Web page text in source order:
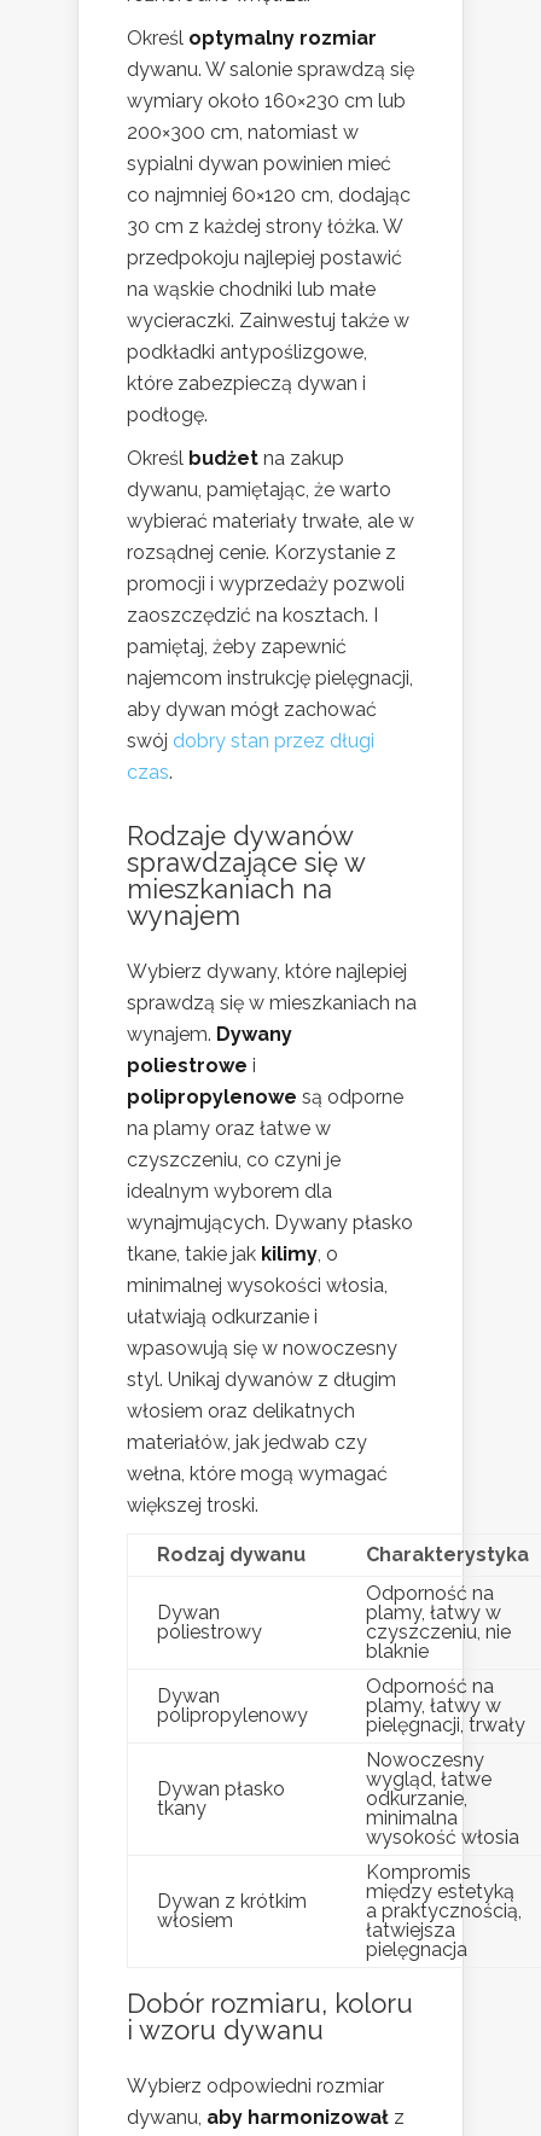
Określ optymalny rozmiar
dywanu. W salonie sprawdzą się
wymiary około 160×230 cm lub
200×300 cm, natomiast w
sypialni dywan powinien mieć
co najmniej 60×120 cm, dodając
30 cm z każdej strony łóżka. W
przedpokoju najlepiej postawić
na wąskie chodniki lub małe
wycieraczki. Zainwestuj także w
podkładki antypoślizgowe,
które zabezpieczą dywan i
podłogę.
Określ budżet na zakup
dywanu, pamiętając, że warto
wybierać materiały trwałe, ale w
rozsądnej cenie. Korzystanie z
promocji i wyprzedaży pozwoli
zaoszczędzić na kosztach. I
pamiętaj, żeby zapewnić
najemcom instrukcję pielęgnacji,
aby dywan mógł zachować
swój dobry stan przez długi
czas.
Rodzaje dywanów
sprawdzające się w
mieszkaniach na
wynajem
Wybierz dywany, które najlepiej
sprawdzą się w mieszkaniach na
wynajem. Dywany
poliestrowe i
polipropylenowe są odporne
na plamy oraz łatwe w
czyszczeniu, co czyni je
idealnym wyborem dla
wynajmujących. Dywany płasko
tkane, takie jak kilimy, o
minimalnej wysokości włosia,
ułatwiają odkurzanie i
wpasowują się w nowoczesny
styl. Unikaj dywanów z długim
włosiem oraz delikatnych
materiałów, jak jedwab czy
wełna, które mogą wymagać
większej troski.
Rodzaj dywanu Charakterystyka
Dywan
poliestrowy
Odporność na
plamy, łatwy w
czyszczeniu, nie
blaknie
Dywan
polipropylenowy
Odporność na
plamy, łatwy w
pielęgnacji, trwały
Dywan płasko
tkany
Nowoczesny
wygląd, łatwe
odkurzanie,
minimalna
wysokość włosia
Dywan z krótkim
włosiem
Kompromis
między estetyką
a praktycznością,
łatwiejsza
pielęgnacja
Dobór rozmiaru, koloru
i wzoru dywanu
Wybierz odpowiedni rozmiar
dywanu, aby harmonizował z